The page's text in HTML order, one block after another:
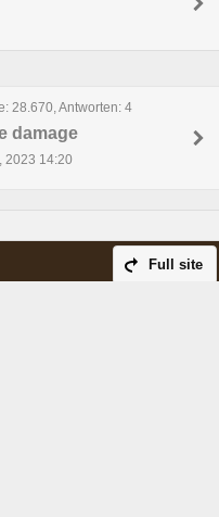
28.670, Antworten: 4
damage
2023 14:20
Full site